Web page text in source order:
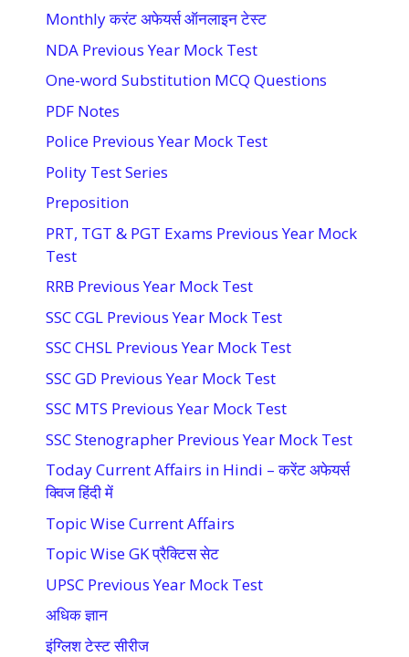
Monthly करंट अफेयर्स ऑनलाइन टेस्ट
NDA Previous Year Mock Test
One-word Substitution MCQ Questions
PDF Notes
Police Previous Year Mock Test
Polity Test Series
Preposition
PRT, TGT & PGT Exams Previous Year Mock
Test
RRB Previous Year Mock Test
SSC CGL Previous Year Mock Test
SSC CHSL Previous Year Mock Test
SSC GD Previous Year Mock Test
SSC MTS Previous Year Mock Test
SSC Stenographer Previous Year Mock Test
Today Current Affairs in Hindi – करेंट अफेयर्स
क्विज हिंदी में
Topic Wise Current Affairs
Topic Wise GK प्रैक्टिस सेट
UPSC Previous Year Mock Test
अधिक ज्ञान
इंग्लिश टेस्ट सीरीज